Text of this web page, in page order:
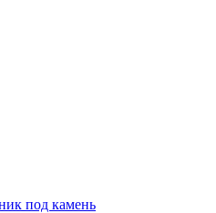
под камень